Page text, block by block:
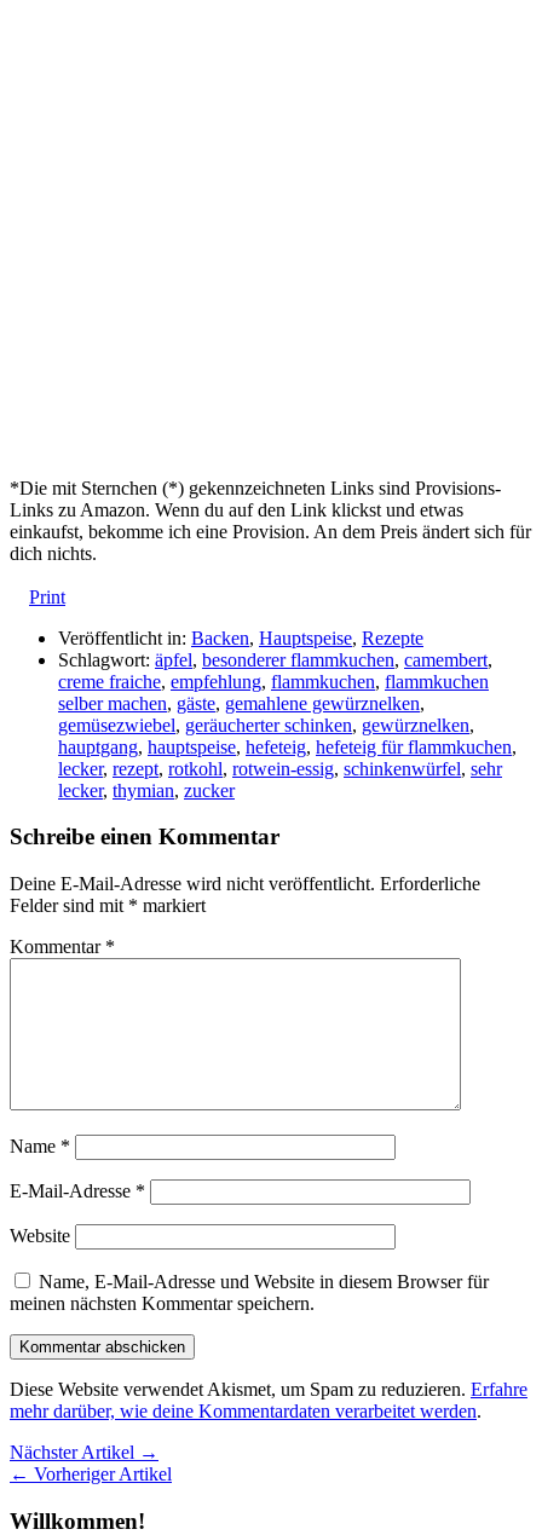
*Die mit Sternchen (*) gekennzeichneten Links sind Provisions-
Links zu Amazon. Wenn du auf den Link klickst und etwas
einkaufst, bekomme ich eine Provision. An dem Preis ändert sich für
dich nichts.
Print
Veröffentlicht in: Backen, Hauptspeise, Rezepte
Schlagwort: äpfel, besonderer flammkuchen, camembert,
creme fraiche, empfehlung, flammkuchen, flammkuchen
selber machen, gäste, gemahlene gewürznelken,
gemüsezwiebel, geräucherter schinken, gewürznelken,
hauptgang, hauptspeise, hefeteig, hefeteig für flammkuchen,
lecker, rezept, rotkohl, rotwein-essig, schinkenwürfel, sehr
lecker, thymian, zucker
Schreibe einen Kommentar
Deine E-Mail-Adresse wird nicht veröffentlicht. Erforderliche
Felder sind mit * markiert
Kommentar *
Name *
E-Mail-Adresse *
Website
Name, E-Mail-Adresse und Website in diesem Browser für
meinen nächsten Kommentar speichern.
Diese Website verwendet Akismet, um Spam zu reduzieren. Erfahre
mehr darüber, wie deine Kommentardaten verarbeitet werden.
Nächster Artikel →
← Vorheriger Artikel
Willkommen!